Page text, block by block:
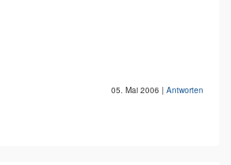
05. Mai 2006 | Antworten